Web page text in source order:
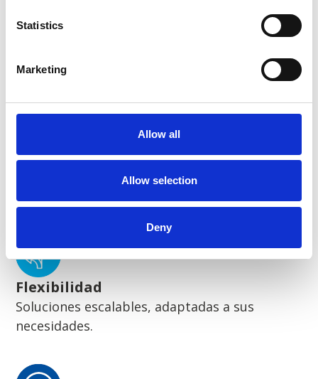
Statistics
Marketing
Allow all
Allow selection
Deny
Más de 20 años de experiencia, conocimientos
líderes en la industria.
Flexibilidad
Soluciones escalables, adaptadas a sus
necesidades.